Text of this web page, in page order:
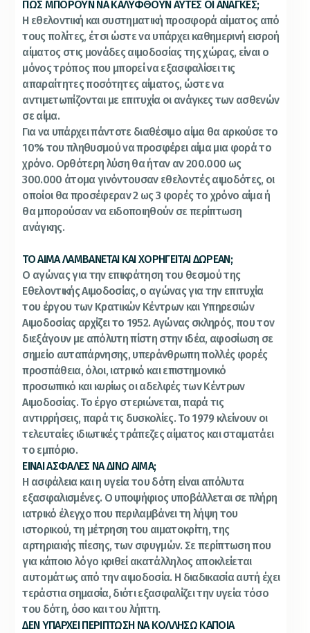
ΠΩΣ ΜΠΟΡΟΥΝ ΝΑ ΚΑΛΥΦΘΟΥΝ ΑΥΤΕΣ ΟΙ ΑΝΑΓΚΕΣ;
Η εθελοντική και συστηματική προσφορά αίματος από
τους πολίτες, έτσι ώστε να υπάρχει καθημερινή εισροή
αίματος στις μονάδες αιμοδοσίας της χώρας, είναι ο
μόνος τρόπος που μπορεί να εξασφαλίσει τις
απαραίτητες ποσότητες αίματος, ώστε να
αντιμετωπίζονται με επιτυχία οι ανάγκες των ασθενών
σε αίμα.
Για να υπάρχει πάντοτε διαθέσιμο αίμα θα αρκούσε το
10% του πληθυσμού να προσφέρει αίμα μια φορά το
χρόνο. Ορθότερη λύση θα ήταν αν 200.000 ως
300.000 άτομα γινόντουσαν εθελοντές αιμοδότες, οι
οποίοι θα προσέφεραν 2 ως 3 φορές το χρόνο αίμα ή
θα μπορούσαν να ειδοποιηθούν σε περίπτωση
ανάγκης.
ΤΟ ΑΙΜΑ ΛΑΜΒΑΝΕΤΑΙ ΚΑΙ ΧΟΡΗΓΕΙΤΑΙ ΔΩΡΕΑΝ;
Ο αγώνας για την επικράτηση του θεσμού της
Εθελοντικής Αιμοδοσίας, ο αγώνας για την επιτυχία
του έργου των Κρατικών Κέντρων και Υπηρεσιών
Αιμοδοσίας αρχίζει το 1952. Αγώνας σκληρός, που τον
διεξάγουν με απόλυτη πίστη στην ιδέα, αφοσίωση σε
σημείο αυταπάρνησης, υπεράνθρωπη πολλές φορές
προσπάθεια, όλοι, ιατρικό και επιστημονικό
προσωπικό και κυρίως οι αδελφές των Κέντρων
Αιμοδοσίας. Το έργο στεριώνεται, παρά τις
αντιρρήσεις, παρά τις δυσκολίες. Το 1979 κλείνουν οι
τελευταίες ιδιωτικές τράπεζες αίματος και σταματάει
το εμπόριο.
ΕΙΝΑΙ ΑΣΦΑΛΕΣ ΝΑ ΔΙΝΩ ΑΙΜΑ;
Η ασφάλεια και η υγεία του δότη είναι απόλυτα
εξασφαλισμένες. Ο υποψήφιος υποβάλλεται σε πλήρη
ιατρικό έλεγχο που περιλαμβάνει τη λήψη του
ιστορικού, τη μέτρηση του αιματοκρίτη, της
αρτηριακής πίεσης, των σφυγμών. Σε περίπτωση που
για κάποιο λόγο κριθεί ακατάλληλος αποκλείεται
αυτομάτως από την αιμοδοσία. Η διαδικασία αυτή έχει
τεράστια σημασία, διότι εξασφαλίζει την υγεία τόσο
του δότη, όσο και του λήπτη.
ΔΕΝ ΥΠΑΡΧΕΙ ΠΕΡΙΠΤΩΣΗ ΝΑ ΚΟΛΛΗΣΩ ΚΑΠΟΙΑ